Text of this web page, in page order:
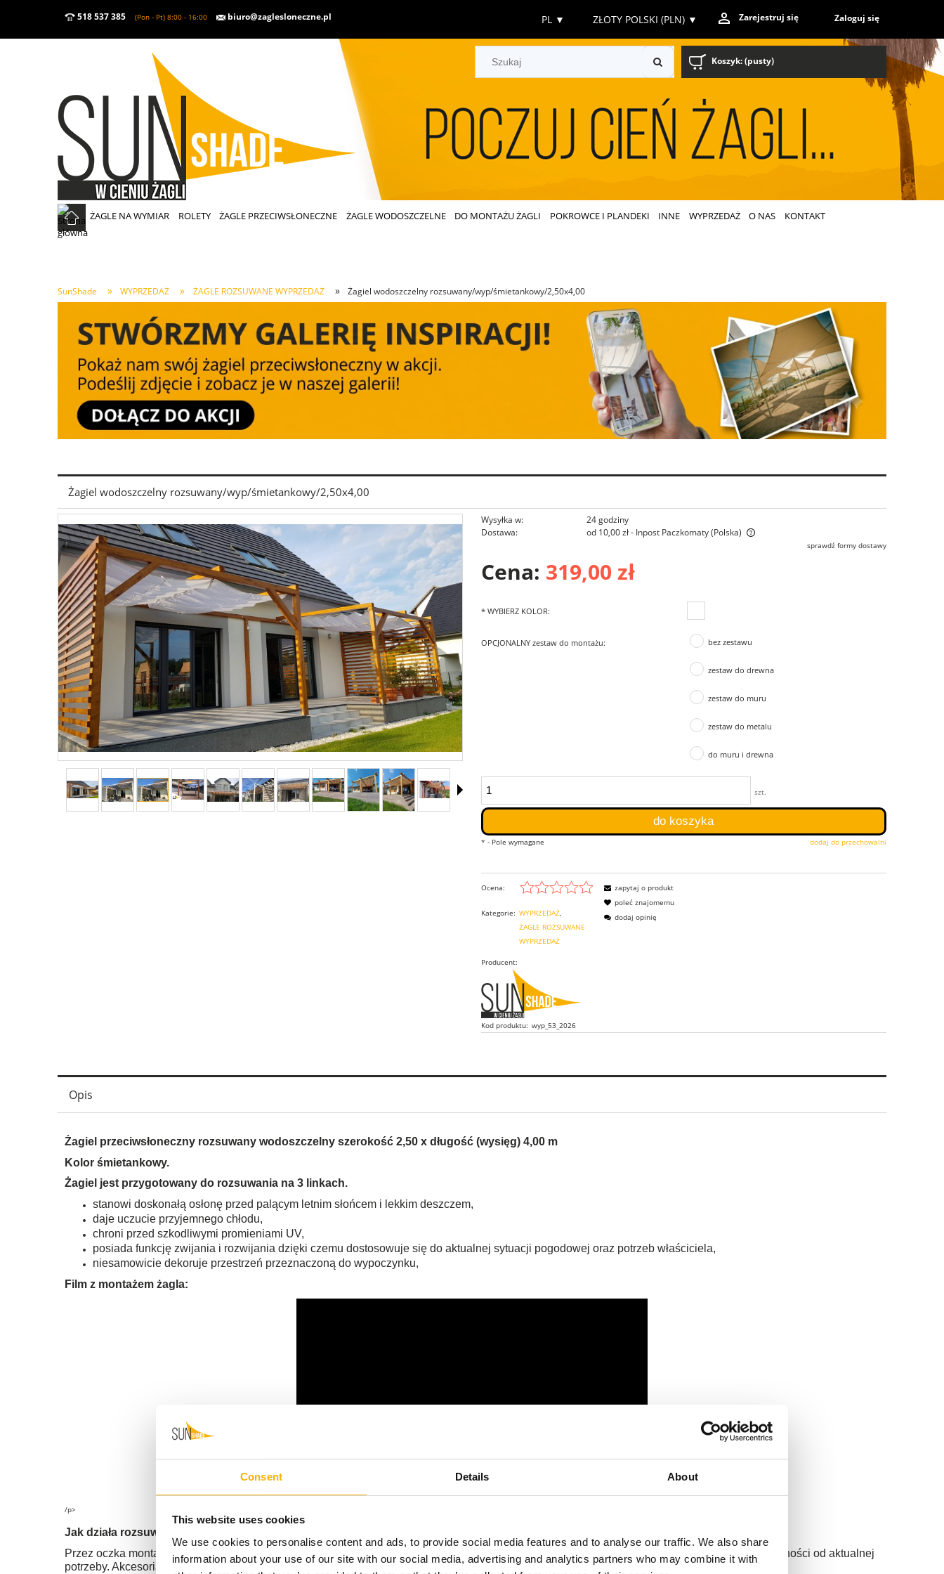
Consent Details About
This website uses cookies
We use cookies to personalise content and ads, to provide social media features and to analyse our traffic. We also share
information about your use of our site with our social media, advertising and analytics partners who may combine it with
518 537 385 (Pon - Pt) 8:00 - 16:00 biuro@zaglesloneczne.pl Zarejestruj się Zaloguj się
ZŁOTY POLSKI (PLN) ▼
PL ▼
Koszyk:(pusty)
ŻAGLE NA WYMIAR ROLETY ŻAGLE PRZECIWSŁONECZNE ŻAGLE WODOSZCZELNE DO MONTAŻU ŻAGLI POKROWCE I PLANDEKI INNE WYPRZEDAŻ O NAS KONTAKT
SunShade » WYPRZEDAŻ » ŻAGLE ROZSUWANE WYPRZEDAŻ » Żagiel wodoszczelny rozsuwany/wyp/śmietankowy/2,50x4,00
Żagiel wodoszczelny rozsuwany/wyp/śmietankowy/2,50x4,00
Wysyłka w:
24 godziny
Dostawa:
od 10,00 zł- Inpost Paczkomaty(Polska)
Cena nie zawiera ewentualnych kosztów
płatności
sprawdź formy dostawy
Cena: 319,00 zł
*WYBIERZ KOLOR:
OPCJONALNY zestaw do montażu: bez zestawu
zestaw do drewna
zestaw do muru
zestaw do metalu
do muru i drewna
szt.
do koszyka
dodaj do przechowalni
* - Pole wymagane
Ocena:
Kategorie: WYPRZEDAŻ
ŻAGLE ROZSUWANE
WYPRZEDAŻ
Producent:
Kod produktu: wyp_53_2026
zapytaj o produkt
poleć znajomemu
dodaj opinię
Opis
Żagiel przeciwsłoneczny rozsuwany wodoszczelny szerokość 2,50 x długość (wysięg) 4,00 m
Kolor śmietankowy.
Żagiel jest przygotowany do rozsuwania na 3 linkach.
stanowi doskonałą osłonę przed palącym letnim słońcem i lekkim deszczem,
daje uczucie przyjemnego chłodu,
chroni przed szkodliwymi promieniami UV,
posiada funkcję zwijania i rozwijania dzięki czemu dostosowuje się do aktualnej sytuacji pogodowej oraz potrzeb właściciela,
niesamowicie dekoruje przestrzeń przeznaczoną do wypoczynku,
Film z montażem żagla:
/p>
Jak działa rozsuwanie ?
Przez oczka montażowe nabite na krawędziach żagla, przeciągnięta jest linka stalowa, która pozwala na rozsuwanie lub zsuwanie żagla w zależności od aktualnej
potrzeby. Akcesoria do montażu znajdziecie Państwo na innych naszych aukcjach.